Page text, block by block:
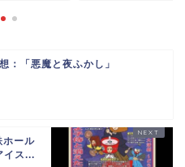
：「悪魔と夜ふかし」
ホール
イス...